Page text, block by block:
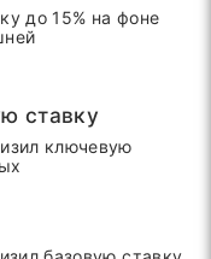
до 15% на фоне
ставку
ключевую